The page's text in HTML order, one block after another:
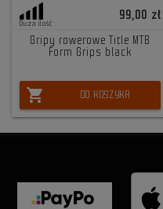
Duża ilość
99,00 zł
Gripy rowerowe Title MTB
Form Grips black
shopping_cart DO KOSZYKA